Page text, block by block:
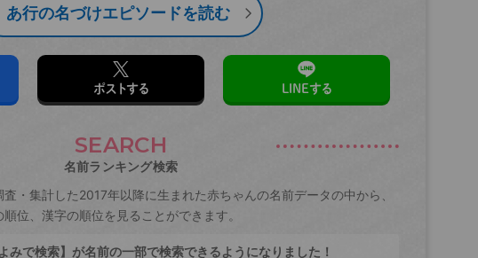
あ行の名づけエピソードを読む
ポストする LINEする
SEARCH
名前ランキング検索
・集計した2017年以降に生まれた赤ちゃんの名前データの中から、
位、漢字の順位を見ることができます。
みで検索】が名前の一部で検索できるようになりました！